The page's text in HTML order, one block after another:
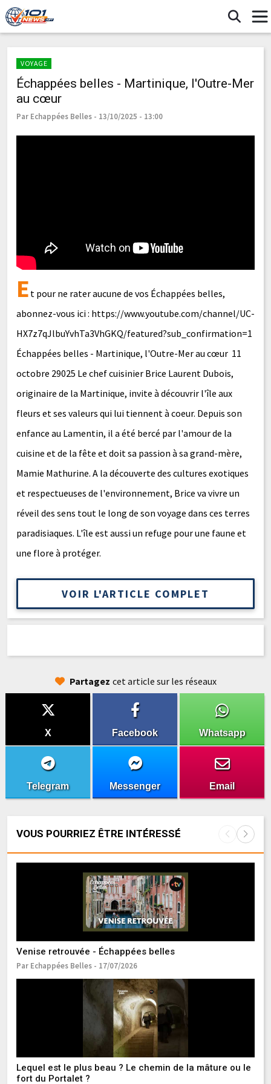
VOYAGE
Échappées belles - Martinique, l'Outre-Mer
au cœur
Par Echappées Belles - 13/10/2025 - 13:00
Et pour ne rater aucune de vos Échappées belles,
abonnez-vous ici : https://www.youtube.com/channel/UC-
HX7z7qJlbuYvhTa3VhGKQ/featured?sub_confirmation=1
Échappées belles - Martinique, l'Outre-Mer au cœur 11
octobre 29025 Le chef cuisinier Brice Laurent Dubois,
originaire de la Martinique, invite à découvrir l'île aux
fleurs et ses valeurs qui lui tiennent à coeur. Depuis son
enfance au Lamentin, il a été bercé par l'amour de la
cuisine et de la fête et doit sa passion à sa grand-mère,
Mamie Mathurine. A la découverte des cultures exotiques
et respectueuses de l'environnement, Brice va vivre un
réveil des sens tout le long de son voyage dans ces terres
paradisiaques. L'île est aussi un refuge pour une faune et
une flore à protéger.
VOIR L'ARTICLE COMPLET
Partagez cet article sur les réseaux
X Facebook Whatsapp
Telegram Messenger Email
VOUS POURRIEZ ÊTRE INTÉRESSÉ
Venise retrouvée - Échappées belles
Par Echappées Belles - 17/07/2026
Lequel est le plus beau ? Le chemin de la mâture ou le
fort du Portalet ?